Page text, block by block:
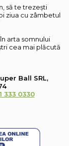
să te trezești
ziua cu zâmbetul
arta somnului
cea mai plăcută
Ball SRL,
333 0330